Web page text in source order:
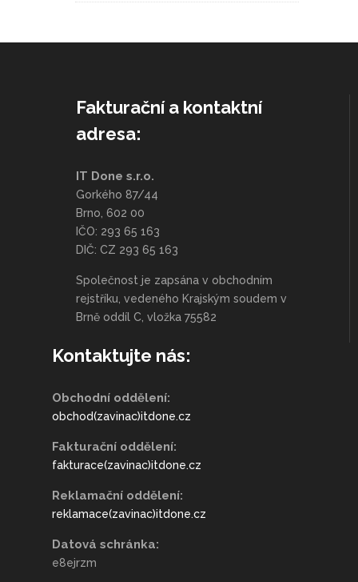
Fakturační a kontaktní
adresa:
IT Done s.r.o.
Gorkého 87/44
Brno, 602 00
IČO: 293 65 163
DIČ: CZ 293 65 163
Společnost je zapsána v obchodním
rejstříku, vedeného Krajským soudem v
Brně oddíl C, vložka 75582
Kontaktujte nás:
Obchodní oddělení:
obchod(zavinac)itdone.cz
Fakturační oddělení:
fakturace(zavinac)itdone.cz
Reklamační oddělení:
reklamace(zavinac)itdone.cz
Datová schránka:
e8ejrzm